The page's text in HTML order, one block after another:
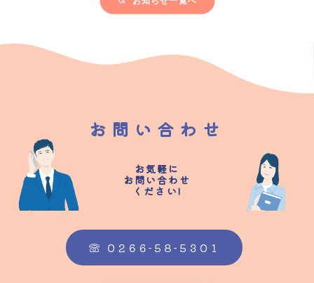
お問い合わせ
お気軽に
お問い合わせ
ください!
０２６６-５８-５３０１